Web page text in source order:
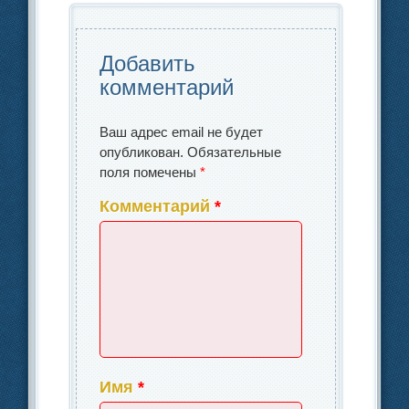
o
k
ть
Добавить
комментарий
Ваш адрес email не будет
опубликован. Обязательные
поля помечены*
Комментарий*
Имя*